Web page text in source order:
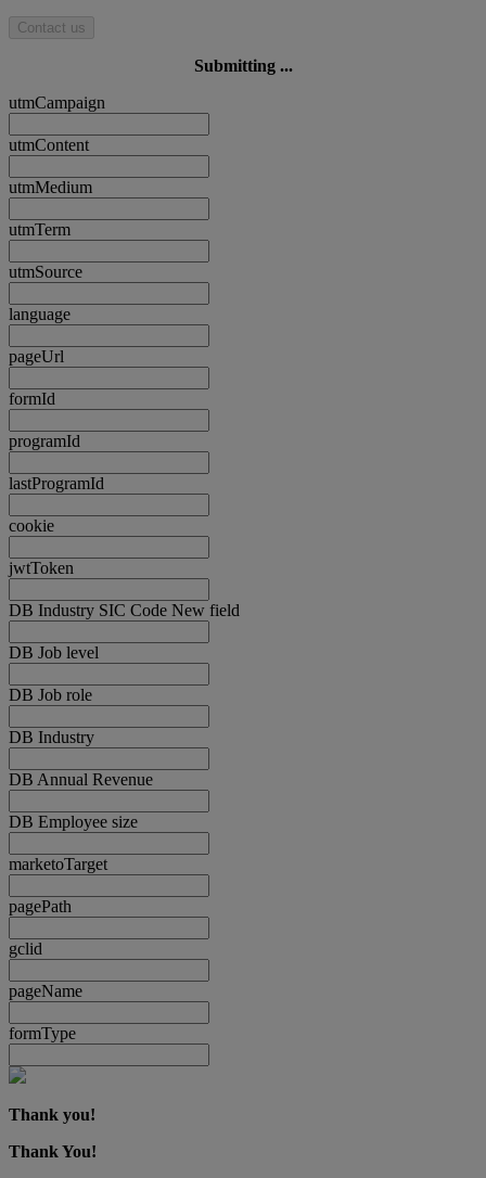
Contact us
Submitting ...
utmCampaign
utmContent
utmMedium
utmTerm
utmSource
language
pageUrl
formId
programId
lastProgramId
cookie
jwtToken
DB Industry SIC Code New field
DB Job level
DB Job role
DB Industry
DB Annual Revenue
DB Employee size
marketoTarget
pagePath
gclid
pageName
formType
Thank you!
Thank You!